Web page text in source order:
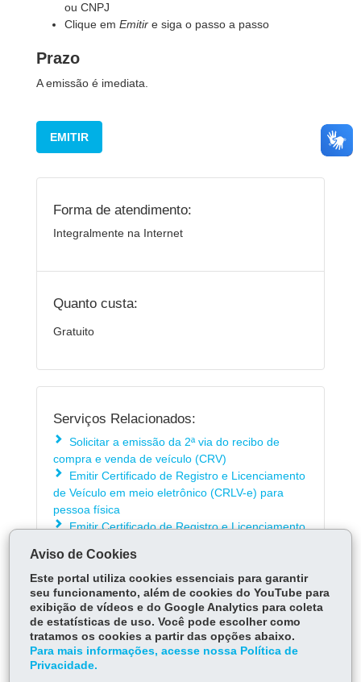
ou CNPJ
Clique em Emitir e siga o passo a passo
Prazo
A emissão é imediata.
EMITIR
Forma de atendimento:
Integralmente na Internet
Quanto custa:
Gratuito
Serviços Relacionados:
Solicitar a emissão da 2ª via do recibo de
compra e venda de veículo (CRV)
Emitir Certificado de Registro e Licenciamento
de Veículo em meio eletrônico (CRLV-e) para
pessoa física
Emitir Certificado de Registro e Licenciamento
pessoa jurídica
ÓRGÃO RESPONSÁVEL
DEIXE SUA OPINIÃO
Aviso de Cookies
Este portal utiliza cookies essenciais para garantir
seu funcionamento, além de cookies do YouTube para
exibição de vídeos e do Google Analytics para coleta
de estatísticas de uso. Você pode escolher como
tratamos os cookies a partir das opções abaixo.
Para mais informações, acesse nossa Política de
Privacidade.